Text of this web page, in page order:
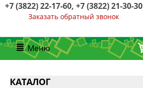
+7 (3822) 22-17-60, +7 (3822) 21-30-30
Заказать обратный звонок
Меню
КАТАЛОГ